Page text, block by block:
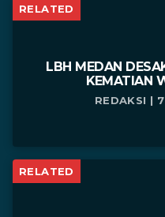
RELATED
LBH MEDAN
KEMATIAN
REDAKSI |
RELATED